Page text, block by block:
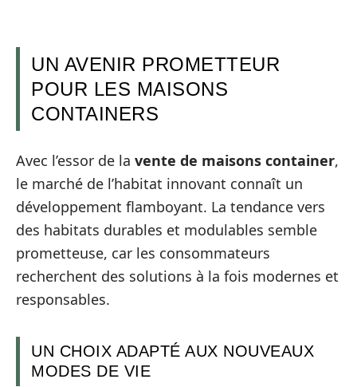
UN AVENIR PROMETTEUR
POUR LES MAISONS
CONTAINERS
Avec l’essor de la vente de maisons container,
le marché de l’habitat innovant connaît un
développement flamboyant. La tendance vers
des habitats durables et modulables semble
prometteuse, car les consommateurs
recherchent des solutions à la fois modernes et
responsables.
UN CHOIX ADAPTÉ AUX NOUVEAUX
MODES DE VIE